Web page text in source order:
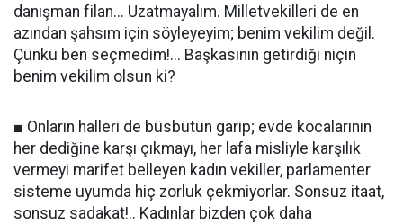
danışman filan... Uzatmayalım. Milletvekilleri de en
azından şahsım için söyleyeyim; benim vekilim değil.
Çünkü ben seçmedim!... Başkasının getirdiği niçin
benim vekilim olsun ki?
■ Onların halleri de büsbütün garip; evde kocalarının
her dediğine karşı çıkmayı, her lafa misliyle karşılık
vermeyi marifet belleyen kadın vekiller, parlamenter
sisteme uyumda hiç zorluk çekmiyorlar. Sonsuz itaat,
sonsuz sadakat!.. Kadınlar bizden çok daha